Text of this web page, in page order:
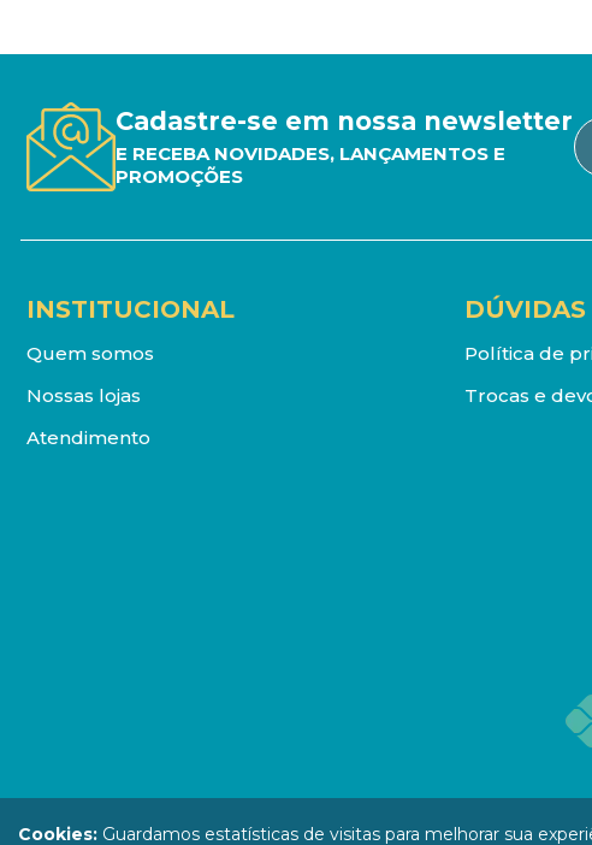
Cadastre-se em nossa newsletter
E RECEBA NOVIDADES, LANÇAMENTOS E
PROMOÇÕES
INSTITUCIONAL
Quem somos
Nossas lojas
Atendimento
DÚVIDAS
Política de
Trocas e
Cookies: Guardamos estatísticas de visitas para melhorar sua